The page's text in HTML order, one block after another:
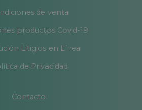
de venta
productos Covid-19
Litigios en Línea
de Privacidad
Contacto